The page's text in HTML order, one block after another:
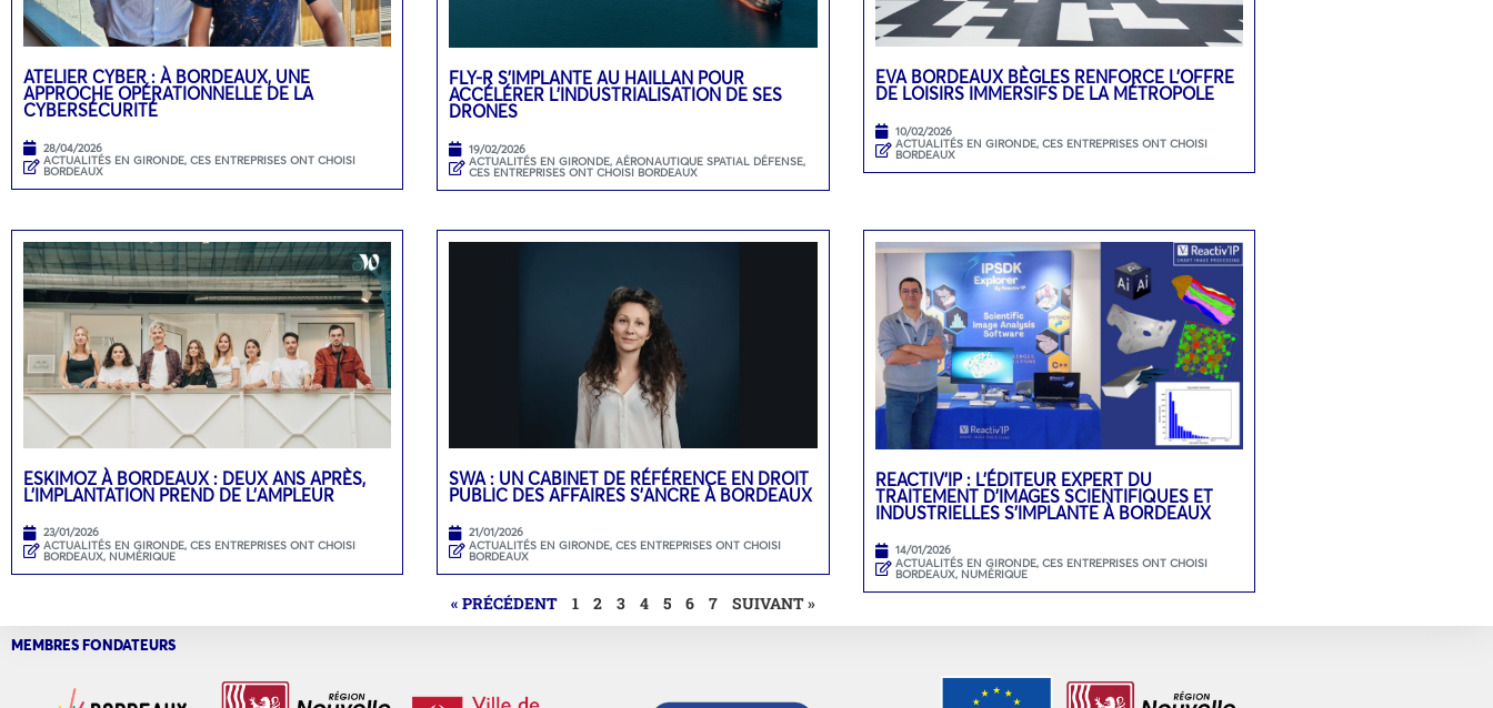
ATELIER CYBER : À BORDEAUX, UNE
APPROCHE OPÉRATIONNELLE DE LA
CYBERSÉCURITÉ
28/04/2026
ACTUALITÉS EN GIRONDE, CES ENTREPRISES ONT CHOISI
BORDEAUX
FLY-R S’IMPLANTE AU HAILLAN POUR
ACCÉLÉRER L’INDUSTRIALISATION DE SES
DRONES
19/02/2026
ACTUALITÉS EN GIRONDE,AÉRONAUTIQUE SPATIAL DÉFENSE,
CES ENTREPRISES ONT CHOISI BORDEAUX
EVA BORDEAUX BÈGLES RENFORCE L’OFFRE
DE LOISIRS IMMERSIFS DE LA MÉTROPOLE
10/02/2026
ACTUALITÉS EN GIRONDE, CES ENTREPRISES ONT CHOISI
BORDEAUX
ESKIMOZ À BORDEAUX : DEUX ANS APRÈS,
L’IMPLANTATION PREND DE L’AMPLEUR
23/01/2026
ACTUALITÉS EN GIRONDE, CES ENTREPRISES ONT CHOISI
BORDEAUX, NUMÉRIQUE
SWA : UN CABINET DE RÉFÉRENCE EN DROIT
PUBLIC DES AFFAIRES S’ANCRE À BORDEAUX
21/01/2026
ACTUALITÉS EN GIRONDE,CES ENTREPRISES ONT CHOISI
BORDEAUX
REACTIV’IP : L’ÉDITEUR EXPERT DU
TRAITEMENT D’IMAGES SCIENTIFIQUES ET
INDUSTRIELLES S’IMPLANTE À BORDEAUX
14/01/2026
ACTUALITÉS EN GIRONDE, CES ENTREPRISES ONT CHOISI
BORDEAUX, NUMÉRIQUE
« PRÉCÉDENT 1 2 3 4 5 6 7 SUIVANT »
MEMBRES FONDATEURS